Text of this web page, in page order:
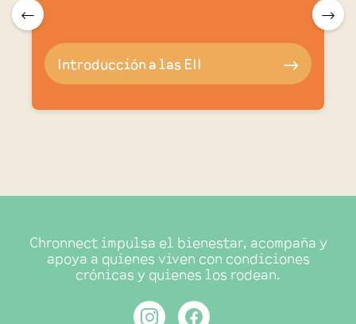
🠀
Introducción a las EII 🠂
🠂
Chronnect impulsa el bienestar, acompaña y
apoya a quienes viven con condiciones
crónicas y quienes los rodean.